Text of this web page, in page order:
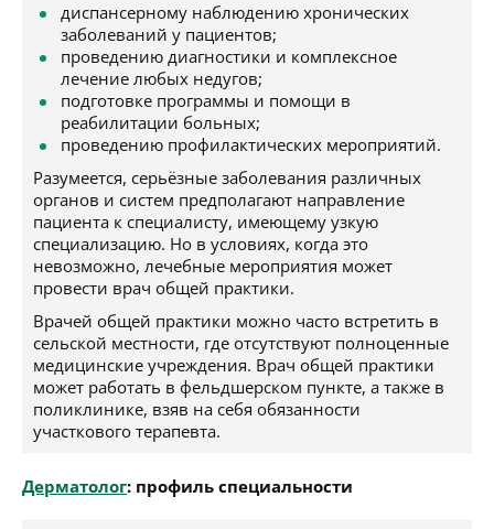
диспансерному наблюдению хронических
заболеваний у пациентов;
проведению диагностики и комплексное
лечение любых недугов;
подготовке программы и помощи в
реабилитации больных;
проведению профилактических мероприятий.
Разумеется, серьёзные заболевания различных
органов и систем предполагают направление
пациента к специалисту, имеющему узкую
специализацию. Но в условиях, когда это
невозможно, лечебные мероприятия может
провести врач общей практики.
Врачей общей практики можно часто встретить в
сельской местности, где отсутствуют полноценные
медицинские учреждения. Врач общей практики
может работать в фельдшерском пункте, а также в
поликлинике, взяв на себя обязанности
участкового терапевта.
Дерматолог: профиль специальности